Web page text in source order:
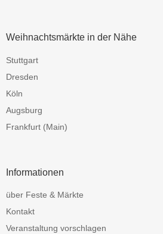
Weihnachtsmärkte in der Nähe
Stuttgart
Dresden
Köln
Augsburg
Frankfurt (Main)
Informationen
über Feste & Märkte
Kontakt
Veranstaltung vorschlagen